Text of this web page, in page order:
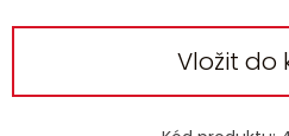
cena:
Vložit do